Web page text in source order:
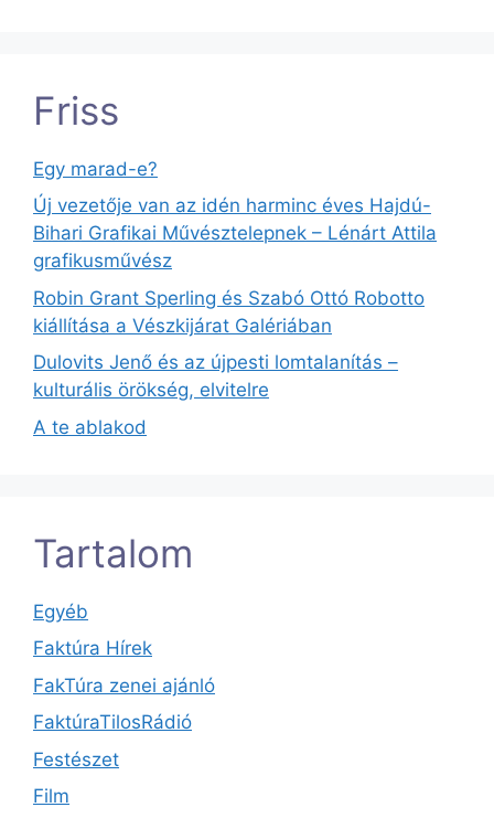
Friss
Egy marad-e?
Új vezetője van az idén harminc éves Hajdú-
Bihari Grafikai Művésztelepnek – Lénárt Attila
grafikusművész
Robin Grant Sperling és Szabó Ottó Robotto
kiállítása a Vészkijárat Galériában
Dulovits Jenő és az újpesti lomtalanítás –
kulturális örökség, elvitelre
A te ablakod
Tartalom
Egyéb
Faktúra Hírek
FakTúra zenei ajánló
FaktúraTilosRádió
Festészet
Film